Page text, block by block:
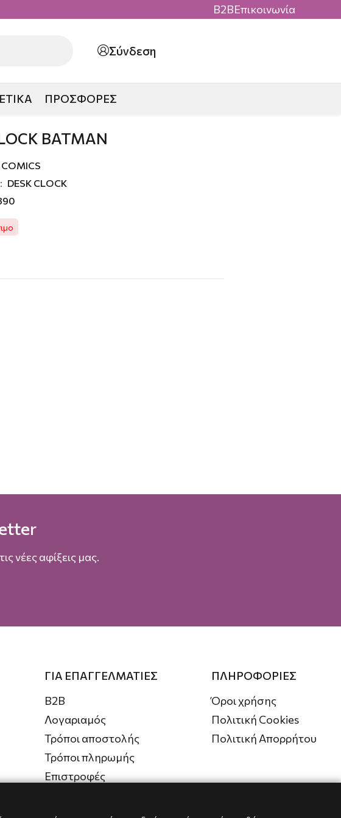
B2BΕπικοινωνία
Σύνδεση
ΠΡΟΣΦΟΡΕΣ
BATMAN
COMICS
DESK CLOCK
νέες αφίξεις μας.
ΓΙΑ ΕΠΑΓΓΕΛΜΑΤΙΕΣ
B2B
Λογαριαμός
Τρόποι αποστολής
Τρόποι πληρωμής
Επιστροφές
ΠΛΗΡΟΦΟΡΙΕΣ
Όροι χρήσης
Πολιτική Cookies
Πολιτική Απορρήτου